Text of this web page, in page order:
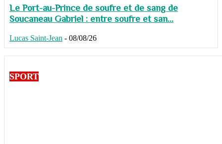
Le Port-au-Prince de soufre et de sang de
Soucaneau Gabriel : entre soufre et san...
Lucas Saint-Jean - 08/08/26
SPORT